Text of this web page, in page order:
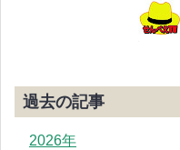
過去の記事
2026年